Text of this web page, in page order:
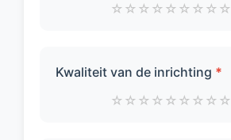
☆ ☆ ☆ ☆ ☆ ☆ ☆ ☆ ☆
Kwaliteit van de inrichting *
☆ ☆ ☆ ☆ ☆ ☆ ☆ ☆ ☆